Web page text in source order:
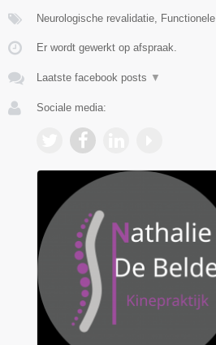
Neurologische revalidatie, Functionele
Er wordt gewerkt op afspraak.
Laatste facebook posts ▼
Sociale media: